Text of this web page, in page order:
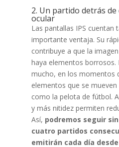
2. Un partido detrás
ocular
Las pantallas IPS cuentan
importante ventaja. Su
contribuye a que la
haya elementos borrosos.
mucho, en los momentos
elementos que se
como la pelota de fútbol.
y más nitidez permiten
Así, podremos seguir
cuatro partidos
emitirán cada día desde